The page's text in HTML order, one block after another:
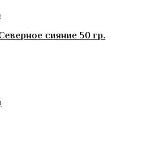
сияние 50 гр.